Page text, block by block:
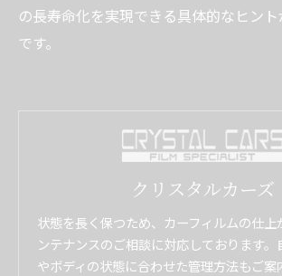
の長寿命化を実現できる具体的なヒン
です。
クリスタルカーズ
状態を長く保つため、カーフィルムの仕上
ンテナンスのご相談に対応しております。
やボディの状態に合わせた管理方法もご案